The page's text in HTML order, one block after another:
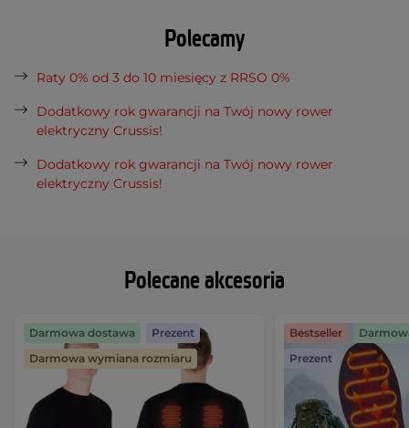
Polecane akcesoria
Darmowa dostawa
Prezent
Darmowa wymiana rozmiaru
Bestseller
Prezent
Polecamy
Raty 0% od 3 do 10 miesięcy z RRSO 0%
Dodatkowy rok gwarancji na Twój nowy rower
elektryczny Crussis!
Dodatkowy rok gwarancji na Twój nowy rower
elektryczny Crussis!